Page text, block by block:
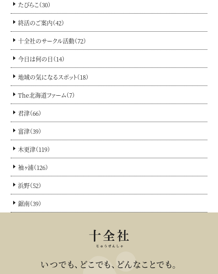
たびらこ（30）
終活のご案内（42）
十全社のサークル活動（72）
今日は何の日（14）
地域の気になるスポット（18）
The北海道ファーム（7）
君津（66）
富津（39）
木更津（119）
袖ヶ浦（126）
浜野（52）
鋸南（39）
いつでも、どこでも、どんなことでも。